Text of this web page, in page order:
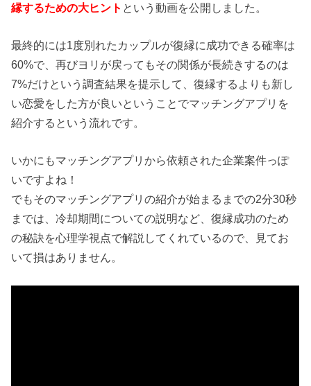
縁するための大ヒント という動画を公開しました。
最終的には1度別れたカップルが復縁に成功できる確率は
60%で、再びヨリが戻ってもその関係が長続きするのは
7%だけという調査結果を提示して、復縁するよりも新し
い恋愛をした方が良いということでマッチングアプリを
紹介するという流れです。
いかにもマッチングアプリから依頼された企業案件っぽ
いですよね！
でもそのマッチングアプリの紹介が始まるまでの2分30秒
までは、冷却期間についての説明など、復縁成功のため
の秘訣を心理学視点で解説してくれているので、見てお
いて損はありません。